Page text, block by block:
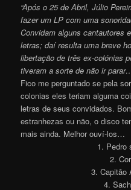
“Após o 25 de Abril, Júlio
fazer um LP com uma
Convidam alguns cantautores
letras; daí resulta uma breve
libertação de três ex-colónias
tiveram a sorte de não ir
Fico me perguntado se pela
colonias eles teriam alguma
letras de seus convidados.
estranhezas ou não, o disco
mais ainda. Melhor ouví-los…
1. Pedro
2.
3. Capitão
4.